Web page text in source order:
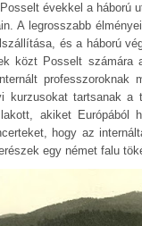
évekkel a háború
A legrosszabb
és a háború
közt Posselt számára
professzoroknak
kurzusokat tartsanak a
akiket Európából
hogy az
egy német falu